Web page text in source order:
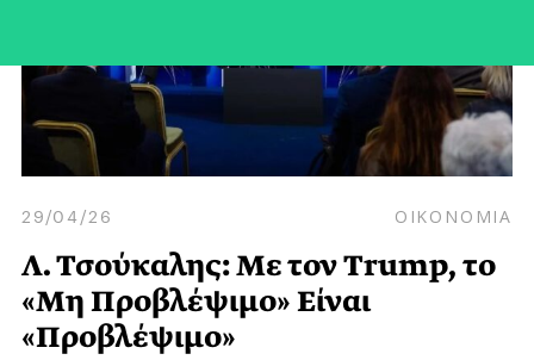
29/04/26 ΟΙΚΟΝΟΜΙΑ
Λ. Τσούκαλης: Με τον Trump, το
«Mη Προβλέψιμο» Είναι
«Προβλέψιμο»